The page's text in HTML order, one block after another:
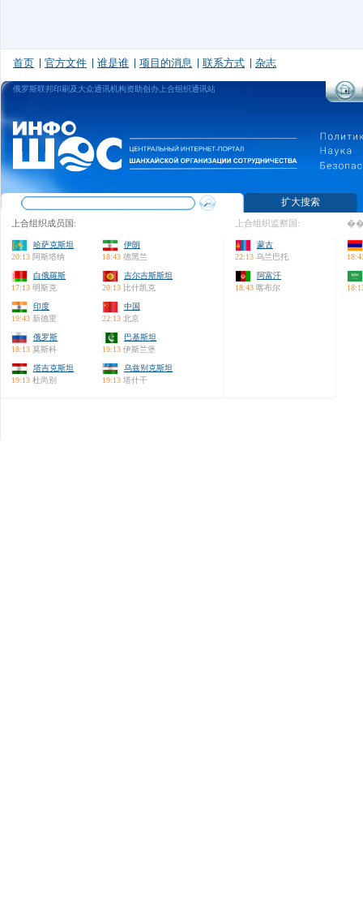
首页 官方文件 谁是谁 项目的消息 联系方式 杂志
俄罗斯联邦印刷及大众通讯机构资助创办上合组织通讯站
扩大搜索
上合组织成员国:
哈萨克斯坦
20:13 阿斯塔纳
伊朗
18:43 德黑兰
白俄羅斯
17:13 明斯克
吉尔吉斯斯坦
20:13 比什凯克
印度
19:43 新德里
中国
22:13 北京
俄罗斯
18:13 莫斯科
巴基斯坦
19:13 伊斯兰堡
塔吉克斯坦
19:13 杜尚别
乌兹别克斯坦
19:13 塔什干
上合组织监察国:
蒙古
22:13 乌兰巴托
阿富汗
18:43 喀布尔